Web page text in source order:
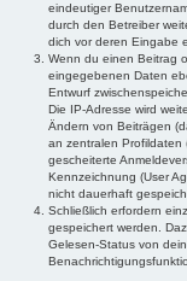
eindeutiger
durch den Betreiber
dich vor deren Eingabe
Wenn du einen Beitrag
eingegebenen Daten
Entwurf
Die IP-Adresse wird
Ändern von Beiträgen
an zentralen Profildaten
gescheiterte
Kennzeichnung (User
nicht dauerhaft
Schließlich erfordern
gespeichert werden.
Gelesen-Status von